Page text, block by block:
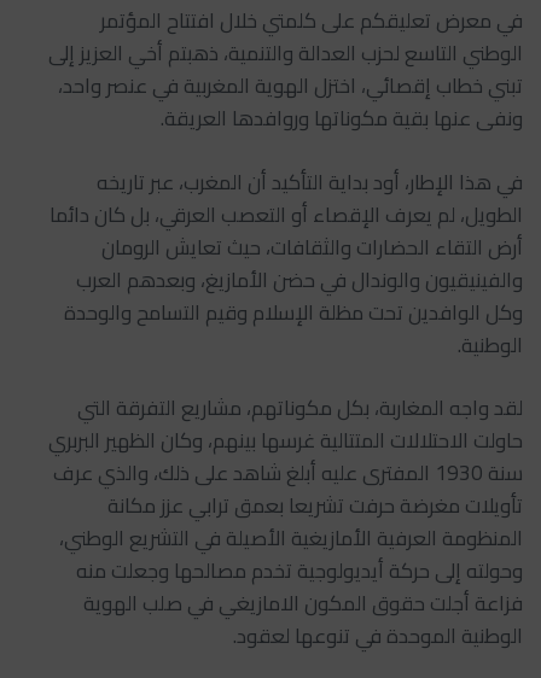
في معرض تعليقكم على كلمتي خلال افتتاح المؤتمر
الوطني التاسع لحزب العدالة والتنمية، ذهبتم أخي العزيز إلى
تبني خطاب إقصائي، اختزل الهوية المغربية في عنصر واحد،
ونفى عنها بقية مكوناتها وروافدها العريقة.
‏‎في هذا الإطار، أود بداية التأكيد أن المغرب، عبر تاريخه
الطويل، لم يعرف الإقصاء أو التعصب العرقي، بل كان دائما
أرض التقاء الحضارات والثقافات، حيث تعايش الرومان
والفينيقيون والوندال في حضن الأمازيغ، وبعدهم العرب
وكل الوافدين تحت مظلة الإسلام وقيم التسامح والوحدة
الوطنية.
‏‎لقد واجه المغاربة، بكل مكوناتهم، مشاريع التفرقة التي
حاولت الاحتلالات المتتالية غرسها بينهم، وكان الظهير البربري
سنة 1930 المفترى عليه أبلغ شاهد على ذلك، والذي عرف
تأويلات مغرضة حرفت تشريعا بعمق ترابي عزز مكانة
المنظومة العرفية الأمازيغية الأصيلة في التشريع الوطني،
وحولته إلى حركة أيديولوجية تخدم مصالحها وجعلت منه
فزاعة أجلت حقوق المكون الامازيغي في صلب الهوية
الوطنية الموحدة في تنوعها لعقود.